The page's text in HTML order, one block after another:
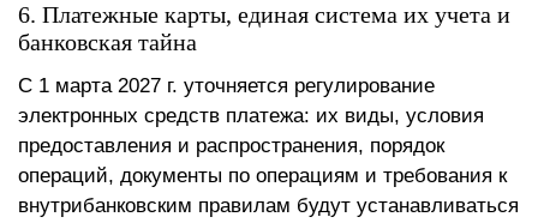
6. Платежные карты, единая система их учета и
банковская тайна
С 1 марта 2027 г. уточняется регулирование
электронных средств платежа: их виды, условия
предоставления и распространения, порядок
операций, документы по операциям и требования к
внутрибанковским правилам будут устанавливаться